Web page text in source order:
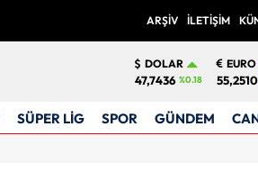
ARŞİV İLETİŞİM
DOLAR
47,7436 %0.18
EURO
55,2510
SÜPER LİG SPOR GÜNDEM